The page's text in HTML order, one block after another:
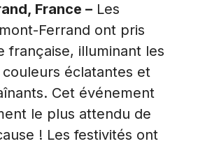
France – Les
Ferrand ont pris
française, illuminant les
éclatantes et
Cet événement
le plus attendu de
! Les festivités ont